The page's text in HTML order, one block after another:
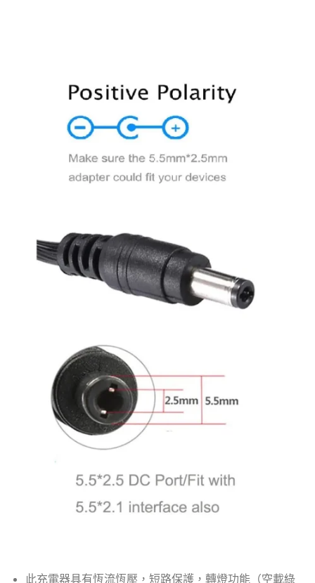
此充電器具有恆流恆壓，短路保護，轉燈功能（空載綠